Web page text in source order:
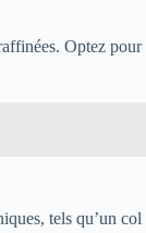
Optez
tels qu’un